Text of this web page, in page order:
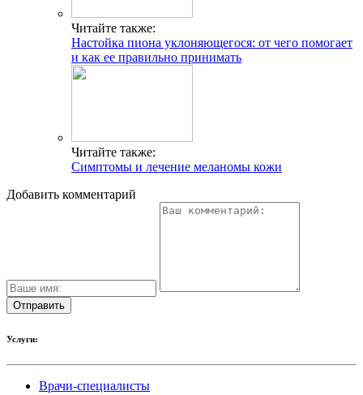
Читайте также:
Настойка пиона уклоняющегося: от чего помогает
и как ее правильно принимать
Читайте также:
Симптомы и лечение меланомы кожи
Добавить комментарий
Услуги:
Врачи-специалисты